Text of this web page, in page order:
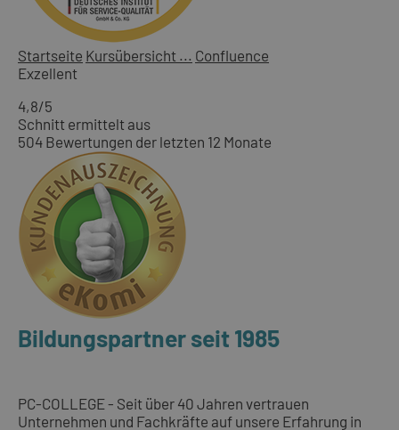
Startseite Kursübersicht ... Confluence
Exzellent
4,8/5
Schnitt ermittelt aus
504 Bewertungen der letzten 12 Monate
Bildungspartner seit 1985
PC-COLLEGE - Seit über 40 Jahren vertrauen
Unternehmen und Fachkräfte auf unsere Erfahrung in